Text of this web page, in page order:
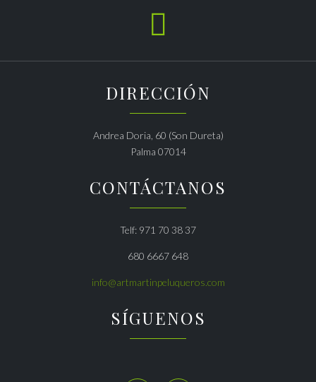

DIRECCIÓN
Andrea Doria, 60 (Son Dureta)
Palma 07014
CONTÁCTANOS
Telf: 971 70 38 37
680 6667 648
info@artmartinpeluqueros.com
SÍGUENOS